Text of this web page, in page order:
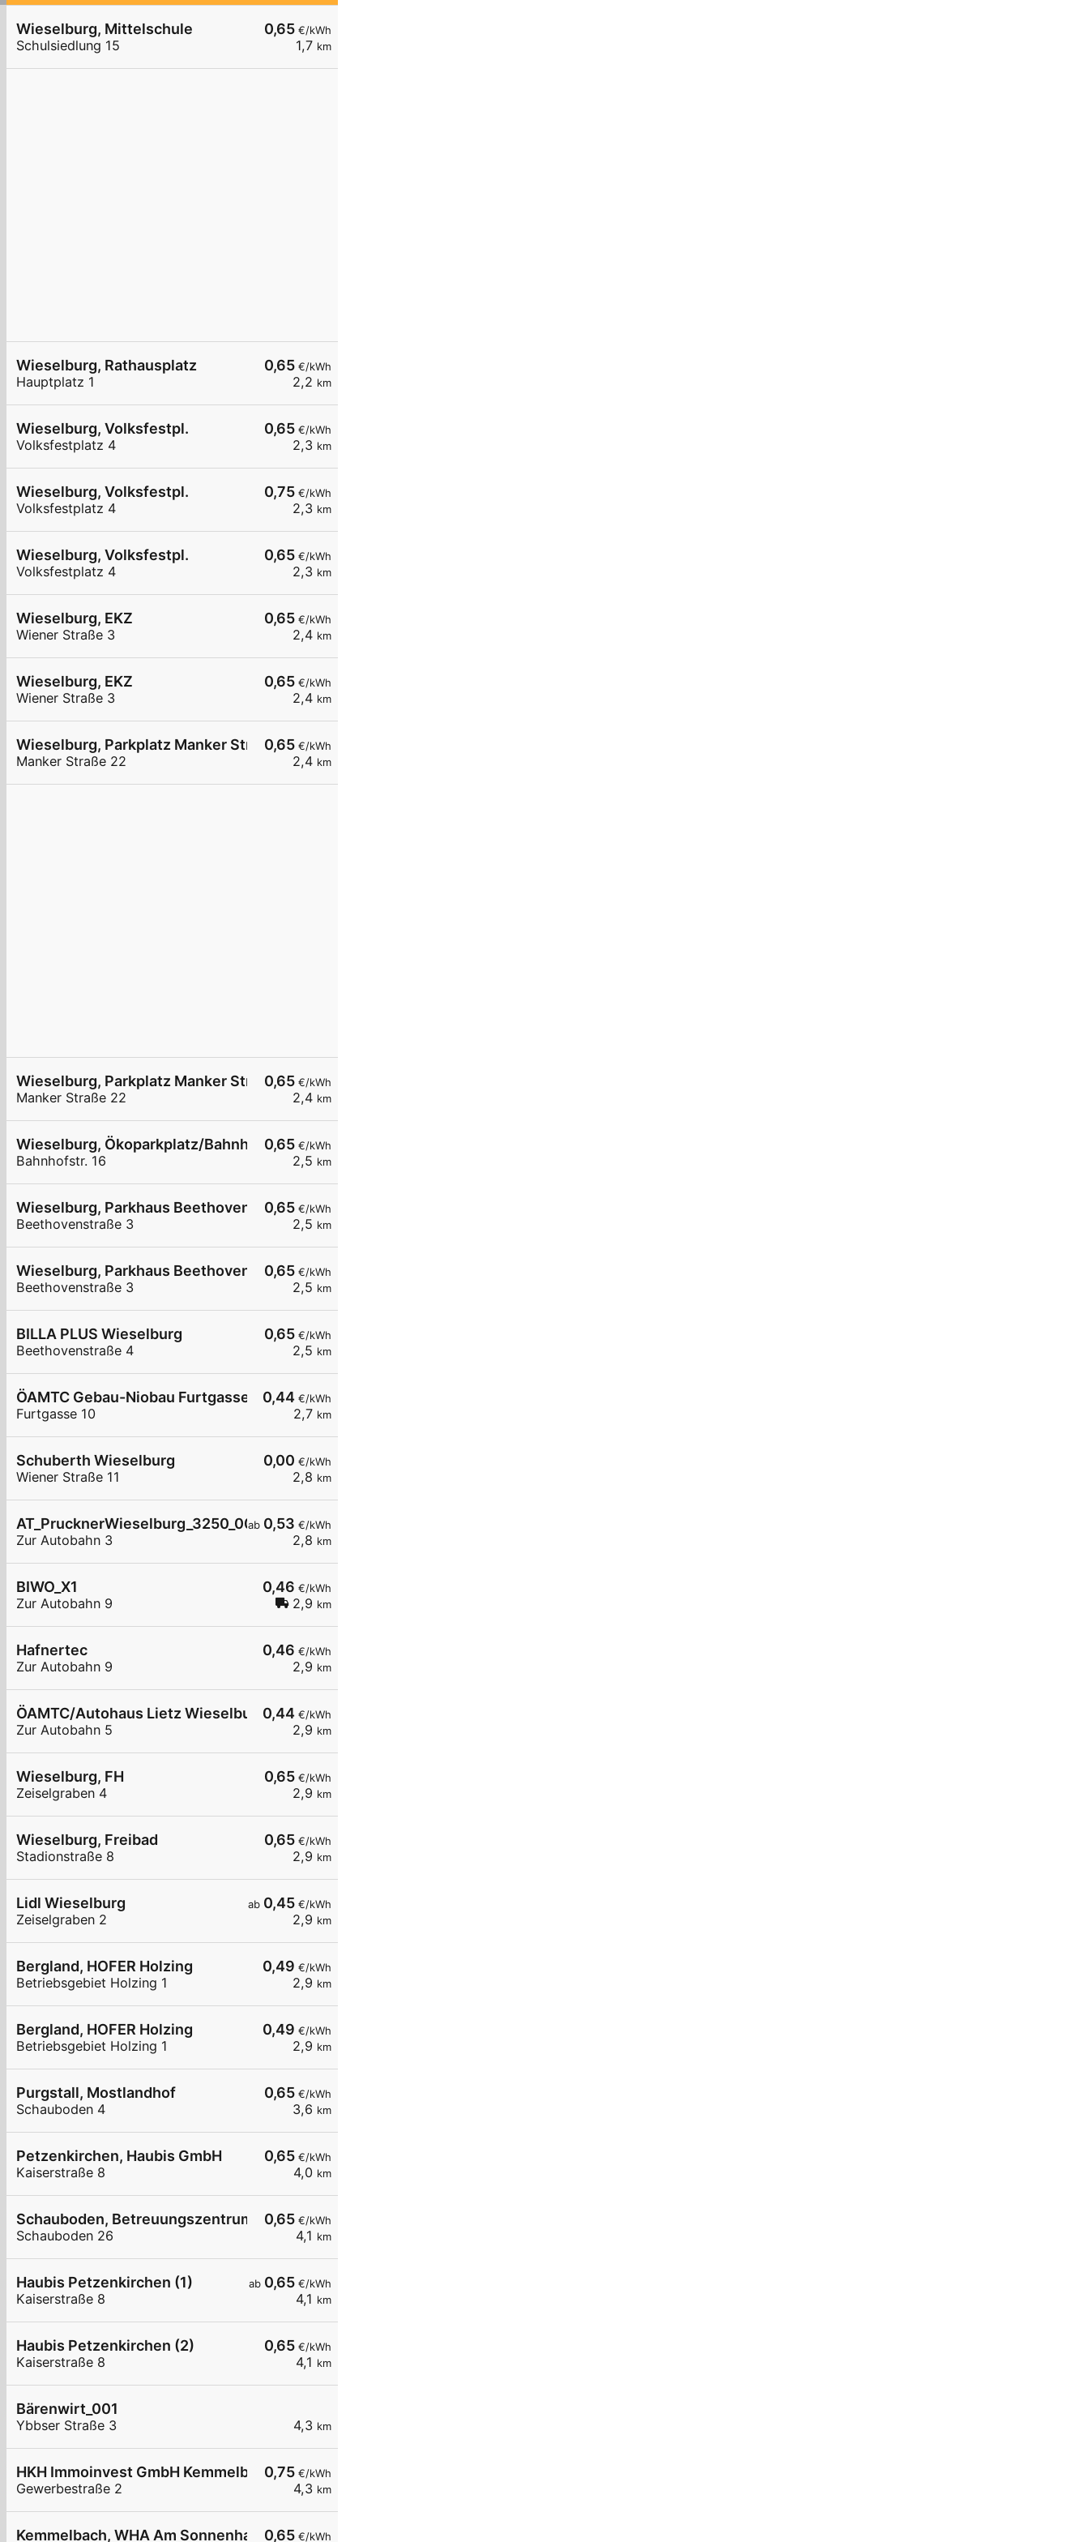
0,65€/kWh
1,7 km
Wieselburg, Mittelschule
Schulsiedlung 15
0,65€/kWh
2,2 km
Wieselburg, Rathausplatz
Hauptplatz 1
0,65€/kWh
2,3 km
Wieselburg, Volksfestpl.
Volksfestplatz 4
0,75€/kWh
2,3 km
Wieselburg, Volksfestpl.
Volksfestplatz 4
0,65€/kWh
2,3 km
Wieselburg, Volksfestpl.
Volksfestplatz 4
0,65€/kWh
2,4 km
Wieselburg, EKZ
Wiener Straße 3
0,65€/kWh
2,4 km
Wieselburg, EKZ
Wiener Straße 3
0,65€/kWh
2,4 km
Wieselburg, Parkplatz Manker Str.
Manker Straße 22
0,65€/kWh
2,4 km
Wieselburg, Parkplatz Manker Str.
Manker Straße 22
0,65€/kWh
2,5 km
Wieselburg, Ökoparkplatz/Bahnhofstr.
Bahnhofstr. 16
0,65€/kWh
2,5 km
Wieselburg, Parkhaus Beethovenstraße
Beethovenstraße 3
0,65€/kWh
2,5 km
Wieselburg, Parkhaus Beethovenstraße
Beethovenstraße 3
0,65€/kWh
2,5 km
BILLA PLUS Wieselburg
Beethovenstraße 4
0,44€/kWh
2,7 km
ÖAMTC Gebau-Niobau Furtgasse
Furtgasse 10
0,00 €/kWh
2,8 km
Schuberth Wieselburg
Wiener Straße 11
ab 0,53 €/kWh
2,8 km
AT_PrucknerWieselburg_3250_006 öffentlich
Zur Autobahn 3
0,46 €/kWh
2,9 km
BIWO_X1
Zur Autobahn 9
0,46 €/kWh
2,9 km
Hafnertec
Zur Autobahn 9
0,44€/kWh
2,9 km
ÖAMTC/Autohaus Lietz Wieselburg
Zur Autobahn 5
0,65€/kWh
2,9 km
Wieselburg, FH
Zeiselgraben 4
0,65€/kWh
2,9 km
Wieselburg, Freibad
Stadionstraße 8
ab 0,45€/kWh
2,9 km
Lidl Wieselburg
Zeiselgraben 2
0,49 €/kWh
2,9 km
Bergland, HOFER Holzing
Betriebsgebiet Holzing 1
0,49 €/kWh
2,9 km
Bergland, HOFER Holzing
Betriebsgebiet Holzing 1
0,65€/kWh
3,6 km
Purgstall, Mostlandhof
Schauboden 4
0,65€/kWh
4,0 km
Petzenkirchen, Haubis GmbH
Kaiserstraße 8
0,65€/kWh
4,1 km
Schauboden, Betreuungszentrum
Schauboden 26
ab 0,65€/kWh
4,1 km
Haubis Petzenkirchen (1)
Kaiserstraße 8
0,65€/kWh
4,1 km
Haubis Petzenkirchen (2)
Kaiserstraße 8
4,3 km
Bärenwirt_001
Ybbser Straße 3
0,75€/kWh
4,3 km
HKH Immoinvest GmbH Kemmelbach
Gewerbestraße 2
0,65€/kWh
Kemmelbach, WHA Am Sonnenhang